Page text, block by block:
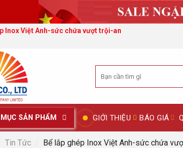
Inox Việt Anh-sức chứa vượt trội-an
kiếm:
MỤC SẢN PHẨM GIỚI THIỆU BÁO GIÁ
Tin Tức Bể lắp ghép Inox Việt Anh-sức chứa